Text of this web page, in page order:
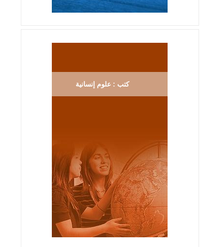
كتب : علوم إنسانية